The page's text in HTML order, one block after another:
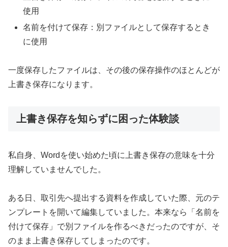
使用
名前を付けて保存：別ファイルとして保存するとき
に使用
一度保存したファイルは、その後の保存操作のほとんどが
上書き保存になります。
上書き保存を知らずに困った体験談
私自身、Wordを使い始めた頃に上書き保存の意味を十分
理解していませんでした。
ある日、取引先へ提出する資料を作成していた際、元のテ
ンプレートを開いて編集していました。本来なら「名前を
付けて保存」で別ファイルを作るべきだったのですが、そ
のまま上書き保存してしまったのです。